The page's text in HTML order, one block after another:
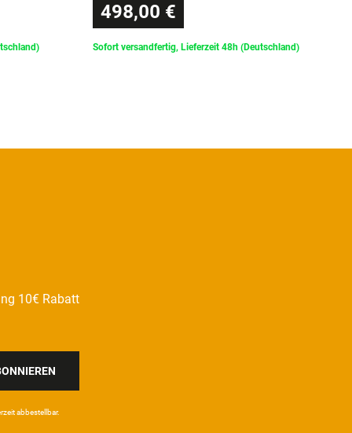
498,00 €
Sofort versandfertig, Lieferzeit 48h (Deutschland)
10€ Rabatt
ab­bestel­lbar.